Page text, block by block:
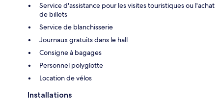
Service d'assistance pour les visites touristiques ou l'achat
de billets
Service de blanchisserie
Journaux gratuits dans le hall
Consigne à bagages
Personnel polyglotte
Location de vélos
Installations